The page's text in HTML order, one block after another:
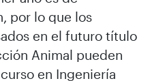
por lo que los
en el futuro título
Animal pueden
en Ingeniería